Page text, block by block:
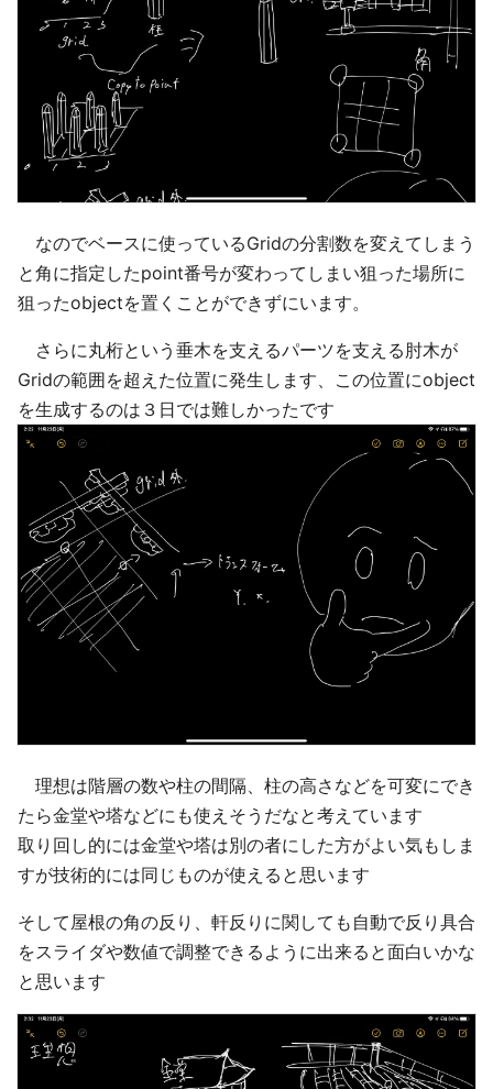
なのでベースに使っているGridの分割数を変えてしまう
と角に指定したpoint番号が変わってしまい狙った場所に
狙ったobjectを置くことができずにいます。
さらに丸桁という垂木を支えるパーツを支える肘木が
Gridの範囲を超えた位置に発生します、この位置にobject
を生成するのは３日では難しかったです
理想は階層の数や柱の間隔、柱の高さなどを可変にでき
たら金堂や塔などにも使えそうだなと考えています
取り回し的には金堂や塔は別の者にした方がよい気もしま
すが技術的には同じものが使えると思います
そして屋根の角の反り、軒反りに関しても自動で反り具合
をスライダや数値で調整できるように出来ると面白いかな
と思います